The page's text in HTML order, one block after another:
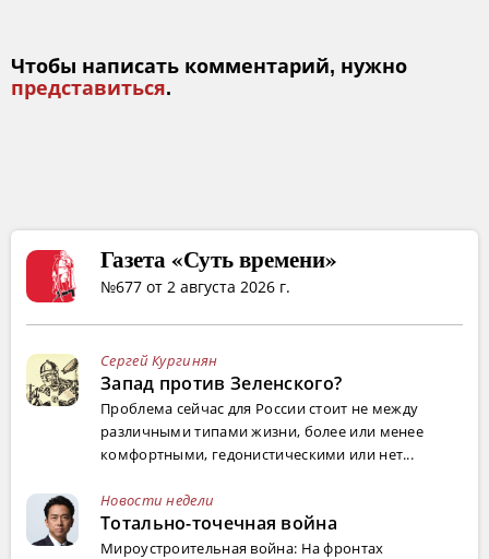
Чтобы написать комментарий, нужно
представиться.
Газета «Суть времени»
№677 от 2 августа 2026 г.
Сергей Кургинян
Запад против Зеленского?
Проблема сейчас для России стоит не между
различными типами жизни, более или менее
комфортными, гедонистическими или нет...
Новости недели
Тотально-точечная война
Мироустроительная война: На фронтах